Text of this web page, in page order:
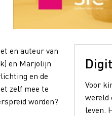
en auteur van
en Marjolijn
en de
zelf mee te
worden?
Voor
wereld
leven.